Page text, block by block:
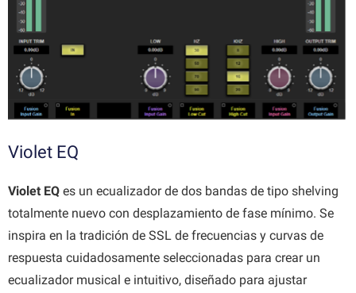
Violet EQ
Violet EQ es un ecualizador de dos bandas de tipo shelving
totalmente nuevo con desplazamiento de fase mínimo. Se
inspira en la tradición de SSL de frecuencias y curvas de
respuesta cuidadosamente seleccionadas para crear un
ecualizador musical e intuitivo, diseñado para ajustar